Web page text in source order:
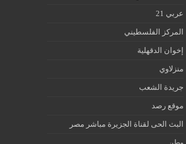
عربي 21
المركز الفلسطيني
إخوان الدقهلية
منزلاوي
جريدة الشعب
موقع رصد
البث الحى لقناة الجزيرة مباشر مصر